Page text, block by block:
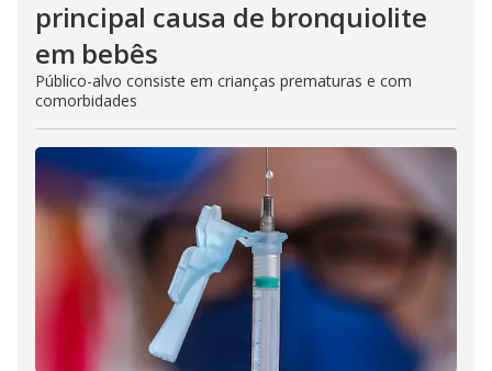
principal causa de bronquiolite
em bebês
Público-alvo consiste em crianças prematuras e com
comorbidades